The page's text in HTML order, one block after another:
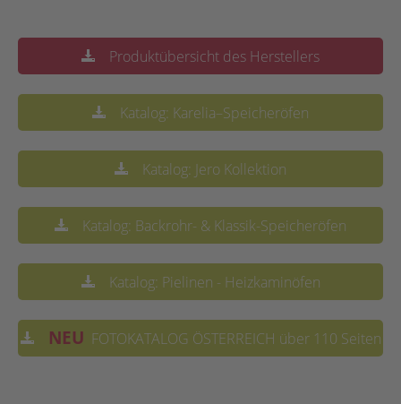
Produktübersicht des Herstellers
Katalog: Karelia–Speicheröfen
Katalog: Jero Kollektion
Katalog: Backrohr- & Klassik-Speicheröfen
Katalog: Pielinen - Heizkaminöfen
NEU FOTOKATALOG ÖSTERREICH über 110 Seiten